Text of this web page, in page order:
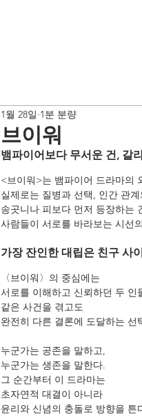
브이워
1월 28일 1분 분량
뱀파이어보다 무서운 건, 갈
<브이워>는 뱀파이어 드라마의
실제로는 질병과 선택, 인간 관
송곳니나 피보다 먼저 등장하는
사람들이 서로를 바라보는 시선
가장 잔인한 대립은 친구 사
〈브이워〉의 중심에는
서로를 이해하고 신뢰하던 두 인
같은 사건을 겪고도
완전히 다른 결론에 도달하는 선
누군가는 공존을 말하고,
누군가는 생존을 말한다.
그 순간부터 이 드라마는
초자연적 대결이 아니라
윤리와 신념의 충돌로 방향을 튼